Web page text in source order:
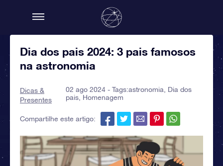
Dia dos pais 2024: 3 pais famosos
na astronomia
Dicas &
Presentes
02 ago 2024 - Tags:astronomia
Dia dos
pais, Homenagem
Compartilhe este artigo: